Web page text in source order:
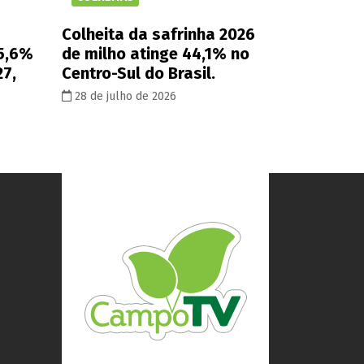
Colheita da safrinha 2026
de milho atinge 44,1% no
Centro-Sul do Brasil.
28 de julho de 2026